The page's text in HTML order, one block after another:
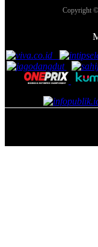
Copyright